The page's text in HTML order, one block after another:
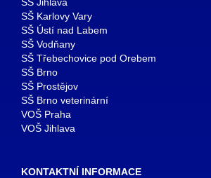
SŠ Karlovy Vary
SŠ Ústí nad Labem
SŠ Vodňany
SŠ Třebechovice pod Orebem
SŠ Brno
SŠ Prostějov
SŠ Brno veterinární
VOŠ Praha
VOŠ Jihlava
KONTAKTNÍ INFORMACE